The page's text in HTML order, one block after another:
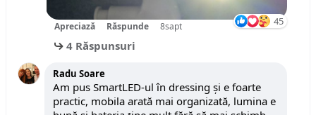
Apreciază Răspunde 8sapt 45
4 Răspunsuri
Radu Soare
Am pus SmartLED-ul în dressing și e foarte
practic, mobila arată mai organizată, lumina e